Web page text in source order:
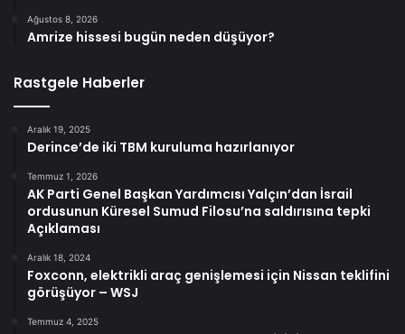
Ağustos 8, 2026
Amrize hissesi bugün neden düşüyor?
Rastgele Haberler
Aralık 19, 2025
Derince’de iki TBM kuruluma hazırlanıyor
Temmuz 1, 2026
AK Parti Genel Başkan Yardımcısı Yalçın’dan İsrail
ordusunun Küresel Sumud Filosu’na saldırısına tepki
Açıklaması
Aralık 18, 2024
Foxconn, elektrikli araç genişlemesi için Nissan teklifini
görüşüyor – WSJ
Temmuz 4, 2025